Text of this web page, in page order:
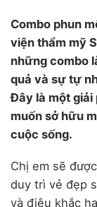
Combo phun
viện thẩm mỹ
những combo
quả và sự tự
Đây là một giải
muốn sở hữu
cuộc sống.
Chị em sẽ
duy trì vẻ đẹp
và điêu khắc